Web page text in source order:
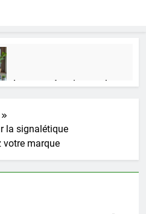
pour réussir un achat
la signalétique
votre marque